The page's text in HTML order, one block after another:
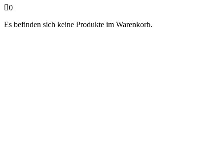
0
Es befinden sich keine Produkte im Warenkorb.